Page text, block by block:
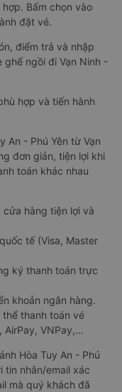
Bấm chọn vào
đặt vé.
điểm trả và nhập
ngồi đi Vạn Ninh -
hợp và tiến hành
An - Phú Yên từ Vạn
đơn giản, tiện lợi khi
toán khác nhau
hàng tiện lợi và
tế (Visa, Master
ký thanh toán trực
khoản ngân hàng.
thanh toán vé
AirPay, VNPay,…
Hòa Tuy An - Phú
tin nhắn/email xác
mà quý khách đã